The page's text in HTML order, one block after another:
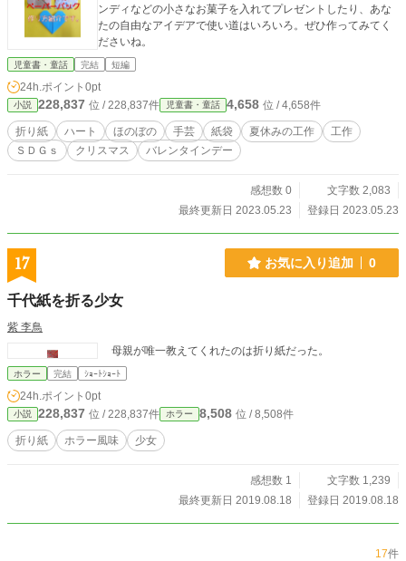
ンディなどの小さなお菓子を入れてプレゼントしたり、あな
たの自由なアイデアで使い道はいろいろ。ぜひ作ってみてく
ださいね。
児童書・童話 完結 短編
24h.ポイント 0pt
小説 228,837 位 / 228,837件 児童書・童話 4,658 位 / 4,658件
折り紙 ハート ほのぼの 手芸 紙袋 夏休みの工作
工作
ＳＤＧｓ
クリスマス バレンタインデー
感想数 0
文字数 2,083
最終更新日 2023.05.23
登録日 2023.05.23
17 お気に入り追加 0
千代紙を折る少女
紫 李鳥
母親が唯一教えてくれたのは折り紙だった。
ホラー 完結 ｼｮｰﾄｼｮｰﾄ
24h.ポイント 0pt
小説 228,837 位 / 228,837件 ホラー 8,508 位 / 8,508件
折り紙 ホラー風味 少女
感想数 1
文字数 1,239
最終更新日 2019.08.18
登録日 2019.08.18
17件